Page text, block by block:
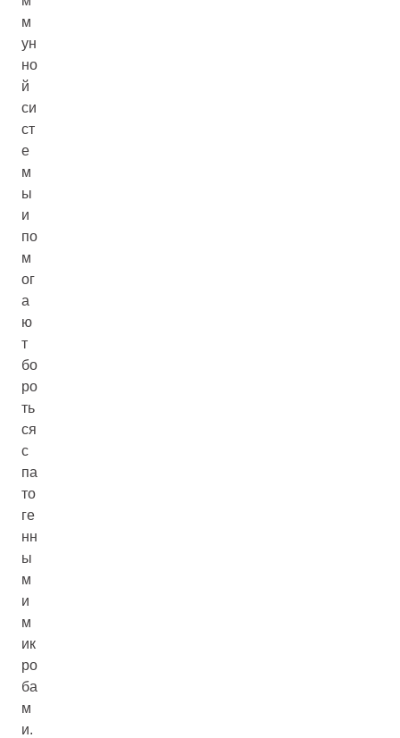
м
ун
но
й
си
ст
е
м
ы
и
по
м
ог
а
ю
т
бо
ро
ть
ся
с
па
то
ге
нн
ы
м
и
м
ик
ро
ба
м
и.